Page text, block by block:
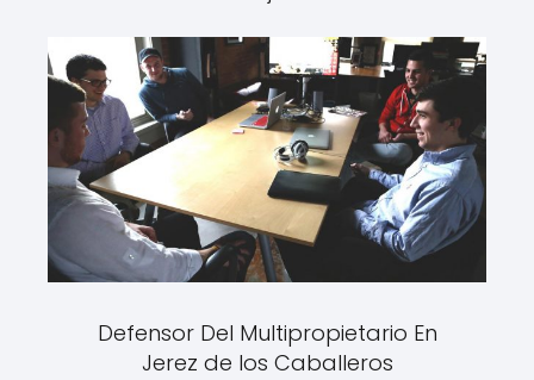
Defensor Del Multipropietario En
Jerez de los Caballeros